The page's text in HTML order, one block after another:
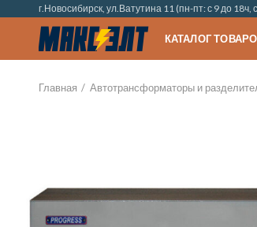
г.Новосибирск, ул.Ватутина 11 (пн-пт: с 9 до 18ч,
КАТАЛОГ
Главная Автотрансформаторы и